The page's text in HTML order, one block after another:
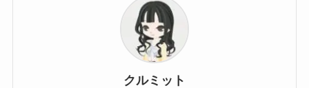
クルミット